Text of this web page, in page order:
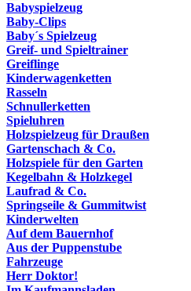
Babyspielzeug
Baby-Clips
Baby´s Spielzeug
Greif- und Spieltrainer
Greiflinge
Kinderwagenketten
Rasseln
Schnullerketten
Spieluhren
Holzspielzeug für Draußen
Gartenschach & Co.
Holzspiele für den Garten
Kegelbahn & Holzkegel
Laufrad & Co.
Springseile & Gummitwist
Kinderwelten
Auf dem Bauernhof
Aus der Puppenstube
Fahrzeuge
Herr Doktor!